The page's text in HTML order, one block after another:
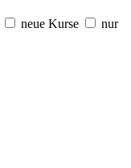
neue Kurse
nur